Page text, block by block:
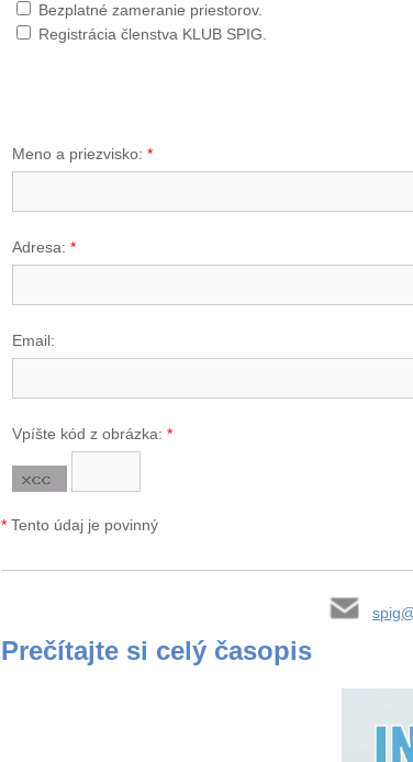
Bezplatné zameranie priestorov.
Registrácia členstva KLUB SPIG.
Meno a priezvisko: *
Adresa: *
Email:
Vpíšte kód z obrázka: *
* Tento údaj je povinný
Prečítajte si celý časopis